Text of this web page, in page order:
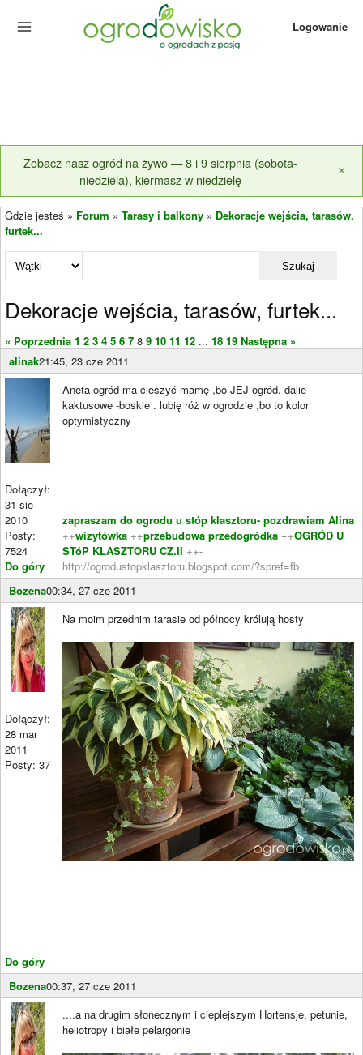
Logowanie
Zobacz nasz ogród na żywo — 8 i 9 sierpnia (sobota-
niedziela), kiermasz w niedzielę
×
Gdzie jesteś » Forum » Tarasy i balkony » Dekoracje wejścia, tarasów,
furtek...
Szukaj
Dekoracje wejścia, tarasów, furtek...
« Poprzednia 1 2 3 4 5 6 7 8 9 10 11 12 ... 18 19 Następna »
alinak21:45, 23 cze 2011
Dołączył:
31 sie
2010
Posty:
7524
Do góry
Aneta ogród ma cieszyć mamę ,bo JEJ ogród. dalie
kaktusowe -boskie . lubię róż w ogrodzie ,bo to kolor
optymistyczny
zapraszam do ogrodu u stóp klasztoru- pozdrawiam Alina
++wizytówka ++przebudowa przedogródka ++OGRÓD U
STóP KLASZTORU CZ.II ++-
http://ogrodustopklasztoru.blogspot.com/?spref=fb
Bozena00:34, 27 cze 2011
Dołączył:
28 mar
2011
Posty: 37
Do góry
Na moim przednim tarasie od północy królują hosty
Bozena00:37, 27 cze 2011
....a na drugim słonecznym i cieplejszym Hortensje, petunie,
heliotropy i białe pelargonie